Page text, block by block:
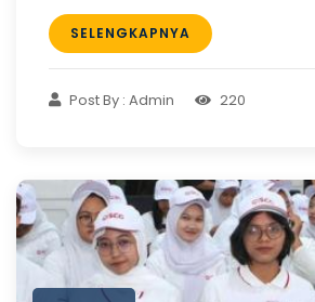
SELENGKAPNYA
Post By : Admin 220